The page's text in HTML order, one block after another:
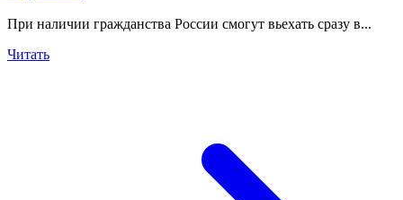
При наличии гражданства России смогут вьехать сразу в...
Читать